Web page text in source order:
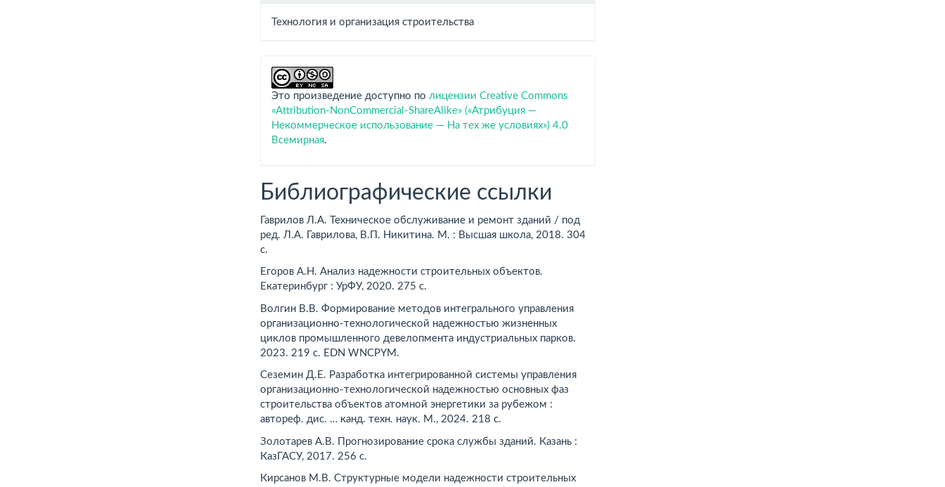
Технология и организация строительства
Это произведение доступно полицензии Creative Commons
«Attribution-NonCommercial-ShareAlike» («Атрибуция —
Некоммерческое использование — На тех же условиях») 4.0
Всемирная.
Библиографические ссылки
Гаврилов Л.А. Техническое обслуживание и ремонт зданий / под
ред. Л.А. Гаврилова, В.П. Никитина. М. : Высшая школа, 2018. 304
с.
Егоров А.Н. Анализ надежности строительных объектов.
Екатеринбург : УрФУ, 2020. 275 с.
Волгин В.В. Формирование методов интегрального управления
организационно-технологической надежностью жизненных
циклов промышленного девелопмента индустриальных парков.
2023. 219 с. EDN WNCPYM.
Сеземин Д.Е. Разработка интегрированной системы управления
организационно-технологической надежностью основных фаз
строительства объектов атомной энергетики за рубежом :
автореф. дис. … канд. техн. наук. М., 2024. 218 с.
Золотарев А.В. Прогнозирование срока службы зданий. ­Казань :
КазГАСУ, 2017. 256 с.
Кирсанов М.В. Структурные модели надежности строительных